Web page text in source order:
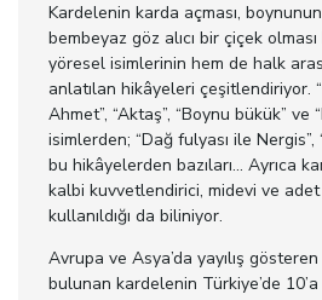
Kardelenin karda açması,
bembeyaz göz alıcı bir çiçek
yöresel isimlerinin hem de halk
anlatılan hikâyeleri çeşitlendiriyor.
Ahmet”, “Aktaş”, “Boynu bükük” ve
isimlerden; “Dağ fulyası ile
bu hikâyelerden bazıları… Ayrıca
kalbi kuvvetlendirici, midevi ve
kullanıldığı da biliniyor.
Avrupa ve Asya’da yayılış
bulunan kardelenin Türkiye’de